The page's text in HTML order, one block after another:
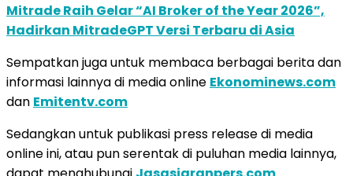
Mitrade Raih Gelar “AI Broker of the Year 2026”,
Hadirkan MitradeGPT Versi Terbaru di Asia
Sempatkan juga untuk membaca berbagai berita dan
informasi lainnya di media online Ekonominews.com
dan Emitentv.com
Sedangkan untuk publikasi press release di media
online ini, atau pun serentak di puluhan media lainnya,